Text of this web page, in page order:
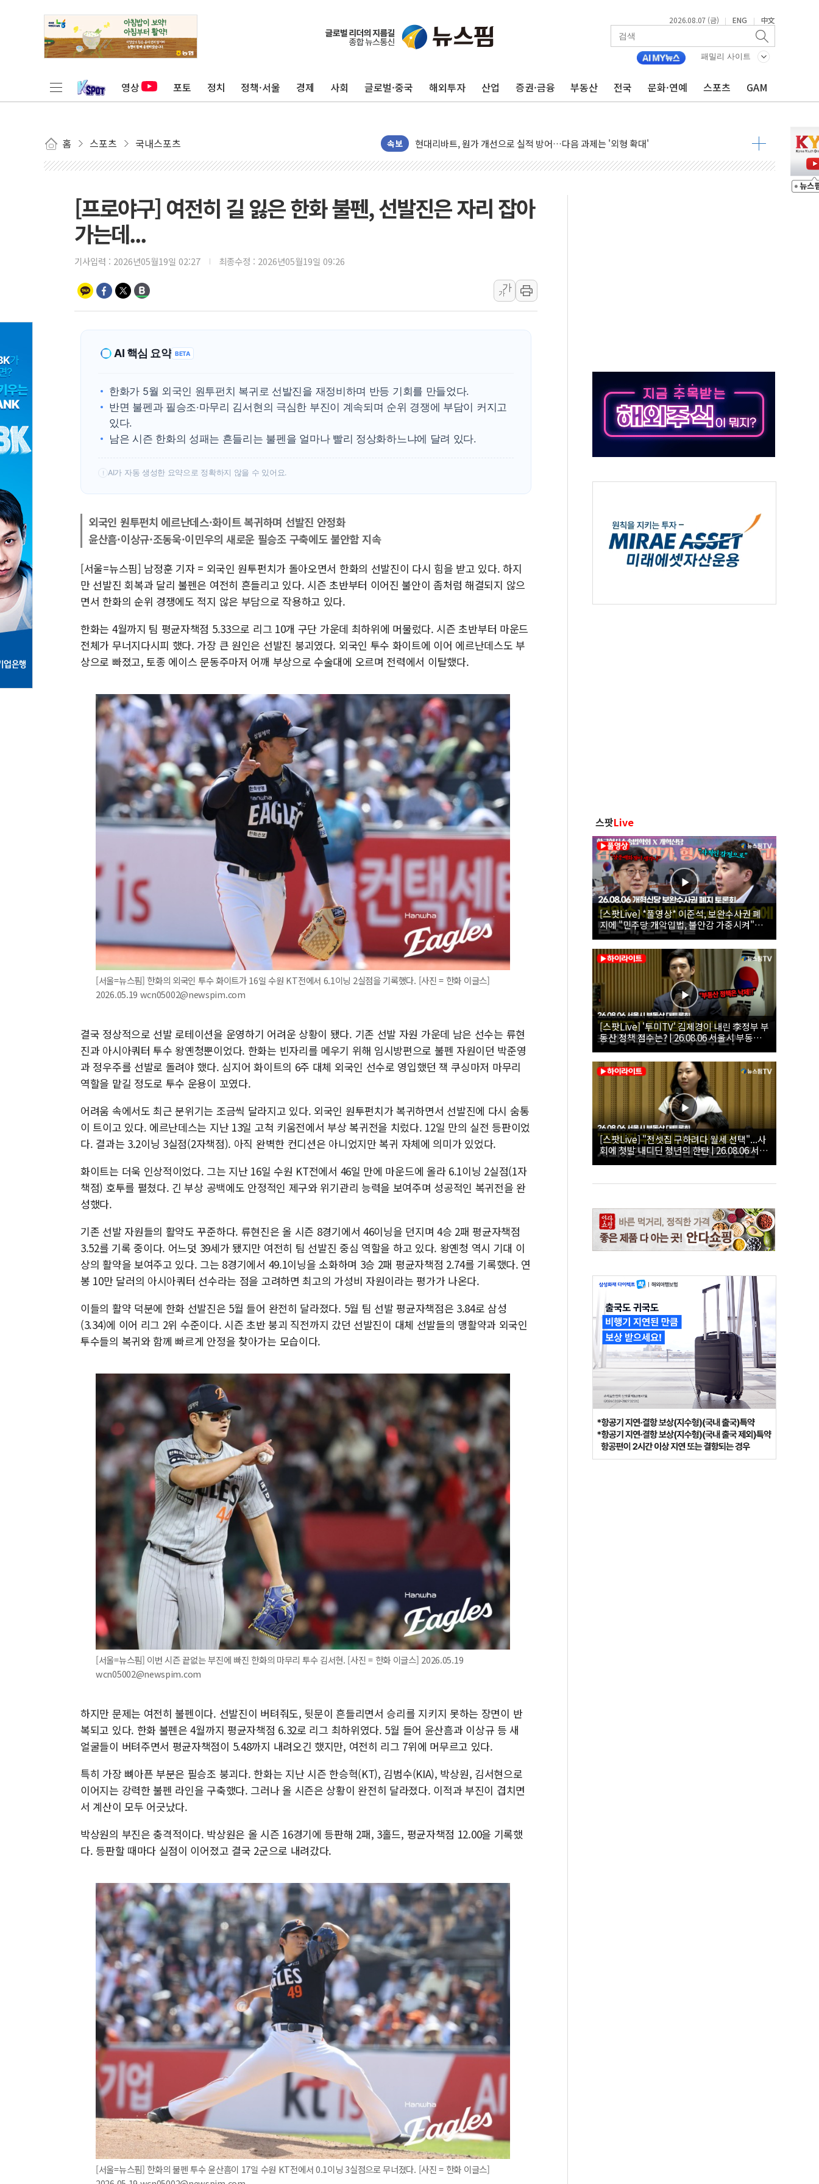
2026.08.07 (금) | ENG | 中文
패밀리 사이트
영상 포토 정치 정책·서울 경제 사회 글로벌·중국 해외투자 산업 증권·금융 부동산 전국 문화·연예 스포츠 GAM
홈 스포츠 국내스포츠 속보
트럼프, '원정출산 시민권 차단' 행정명령 서명…출생시민권 제한 재시동
트럼프 "이란전 조만간 끝날 것"…군수품 부족설 일축 "막대한 무기 보유"
"세금 부담 덜자"…비거주 1주택자 귀환 조짐에 전월세시장 '긴장'
세금 부담 커진 고가 1주택자…맞교환·재매수·다운사이징 '저울질'
뉴욕증시, 유가·금리 부담에 하락…다우 5거래일 랠리 '마침표'
이란, 오만과 호르무즈 해협 재개방 합의 막바지.."美와 직접 협상 없어"
[오늘의 국회일정] 상임위·세미나·기자회견·주요 정당 - 8월 7일
이란, 美·이스라엘 선박 호르무즈 통항 제한 추진…美 "통행 막을 권한 없어"
뉴욕증시 개장 전 특징주...모더나·아이온큐·도어대시↑ VS 샌디스크·피그마·앱러빈↓
김정관 장관 "영업이익 N% 성과급 반대…상법·자본시장법 개정 논의"
뉴욕증시 프리뷰, 미 주가선물 AI주 차익실현 속 혼조세...웨스턴디지털·샌디스크↓
청와대, 북한 단거리 탄도미사일 발사에 긴급 안보 점검회의
[프로야구] 여전히 길 잃은 한화 불펜, 선발진은 자리 잡아
가는데...
기사입력 : 2026년05월19일 02:27 최종수정 : 2026년05월19일 09:26
가
가
AI 핵심 요약 BETA
한화가 5월 외국인 원투펀치 복귀로 선발진을 재정비하며 반등 기회를 만들었다.
반면 불펜과 필승조·마무리 김서현의 극심한 부진이 계속되며 순위 경쟁에 부담이 커지고
있다.
남은 시즌 한화의 성패는 흔들리는 불펜을 얼마나 빨리 정상화하느냐에 달려 있다.
! AI가 자동 생성한 요약으로 정확하지 않을 수 있어요.
외국인 원투펀치 에르난데스·화이트 복귀하며 선발진 안정화
윤산흠·이상규·조동욱·이민우의 새로운 필승조 구축에도 불안함 지속
[서울=뉴스핌] 남정훈 기자 = 외국인 원투펀치가 돌아오면서 한화의 선발진이 다시 힘을 받고 있다. 하지
만 선발진 회복과 달리 불펜은 여전히 흔들리고 있다. 시즌 초반부터 이어진 불안이 좀처럼 해결되지 않으
면서 한화의 순위 경쟁에도 적지 않은 부담으로 작용하고 있다.
한화는 4월까지 팀 평균자책점 5.33으로 리그 10개 구단 가운데 최하위에 머물렀다. 시즌 초반부터 마운드
전체가 무너지다시피 했다. 가장 큰 원인은 선발진 붕괴였다. 외국인 투수 화이트에 이어 에르난데스도 부
상으로 빠졌고, 토종 에이스 문동주마저 어깨 부상으로 수술대에 오르며 전력에서 이탈했다.
[서울=뉴스핌] 한화의 외국인 투수 화이트가 16일 수원 KT전에서 6.1이닝 2실점을 기록했다. [사진 = 한화 이글스]
2026.05.19 wcn05002@newspim.com
결국 정상적으로 선발 로테이션을 운영하기 어려운 상황이 됐다. 기존 선발 자원 가운데 남은 선수는 류현
진과 아시아쿼터 투수 왕옌청뿐이었다. 한화는 빈자리를 메우기 위해 임시방편으로 불펜 자원이던 박준영
과 정우주를 선발로 돌려야 했다. 심지어 화이트의 6주 대체 외국인 선수로 영입했던 잭 쿠싱마저 마무리
역할을 맡길 정도로 투수 운용이 꼬였다.
어려움 속에서도 최근 분위기는 조금씩 달라지고 있다. 외국인 원투펀치가 복귀하면서 선발진에 다시 숨통
이 트이고 있다. 에르난데스는 지난 13일 고척 키움전에서 부상 복귀전을 치렀다. 12일 만의 실전 등판이었
다. 결과는 3.2이닝 3실점(2자책점). 아직 완벽한 컨디션은 아니었지만 복귀 자체에 의미가 있었다.
화이트는 더욱 인상적이었다. 그는 지난 16일 수원 KT전에서 46일 만에 마운드에 올라 6.1이닝 2실점(1자
책점) 호투를 펼쳤다. 긴 부상 공백에도 안정적인 제구와 위기관리 능력을 보여주며 성공적인 복귀전을 완
성했다.
기존 선발 자원들의 활약도 꾸준하다. 류현진은 올 시즌 8경기에서 46이닝을 던지며 4승 2패 평균자책점
3.52를 기록 중이다. 어느덧 39세가 됐지만 여전히 팀 선발진 중심 역할을 하고 있다. 왕옌청 역시 기대 이
상의 활약을 보여주고 있다. 그는 8경기에서 49.1이닝을 소화하며 3승 2패 평균자책점 2.74를 기록했다. 연
봉 10만 달러의 아시아쿼터 선수라는 점을 고려하면 최고의 가성비 자원이라는 평가가 나온다.
이들의 활약 덕분에 한화 선발진은 5월 들어 완전히 달라졌다. 5월 팀 선발 평균자책점은 3.84로 삼성
(3.34)에 이어 리그 2위 수준이다. 시즌 초반 붕괴 직전까지 갔던 선발진이 대체 선발들의 맹활약과 외국인
투수들의 복귀와 함께 빠르게 안정을 찾아가는 모습이다.
[서울=뉴스핌] 이번 시즌 끝없는 부진에 빠진 한화의 마무리 투수 김서현. [사진 = 한화 이글스] 2026.05.19
wcn05002@newspim.com
하지만 문제는 여전히 불펜이다. 선발진이 버텨줘도, 뒷문이 흔들리면서 승리를 지키지 못하는 장면이 반
복되고 있다. 한화 불펜은 4월까지 평균자책점 6.32로 리그 최하위였다. 5월 들어 윤산흠과 이상규 등 새
얼굴들이 버텨주면서 평균자책점이 5.48까지 내려오긴 했지만, 여전히 리그 7위에 머무르고 있다.
특히 가장 뼈아픈 부분은 필승조 붕괴다. 한화는 지난 시즌 한승혁(KT), 김범수(KIA), 박상원, 김서현으로
이어지는 강력한 불펜 라인을 구축했다. 그러나 올 시즌은 상황이 완전히 달라졌다. 이적과 부진이 겹치면
서 계산이 모두 어긋났다.
박상원의 부진은 충격적이다. 박상원은 올 시즌 16경기에 등판해 2패, 3홀드, 평균자책점 12.00을 기록했
다. 등판할 때마다 실점이 이어졌고 결국 2군으로 내려갔다.
[서울=뉴스핌] 한화의 불펜 투수 윤산흠이 17일 수원 KT전에서 0.1이닝 3실점으로 무너졌다. [사진 = 한화 이글스]
스팟Live
[스팟Live] *풀영상* 이준석, 보완수사권 폐
지에 "민주당 개악입법, 불안감 가중시켜"｜
26.08.06 개혁신당 보완수사권 폐지 토론회
[스팟Live] '투미TV' 김제경이 내린 李정부 부
동산 정책 점수는? | 26.08.06 서울시 부동산
대토론회
[스팟Live] "전셋집 구하려다 월세 선택"...사
회에 첫발 내디딘 청년의 한탄 | 26.08.06 서울
시 부동산 대토론회